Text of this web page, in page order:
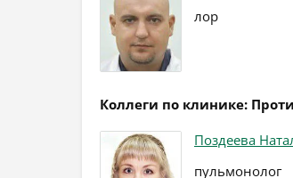
лор
Коллеги по клинике:
Поздеева
пульмонолог